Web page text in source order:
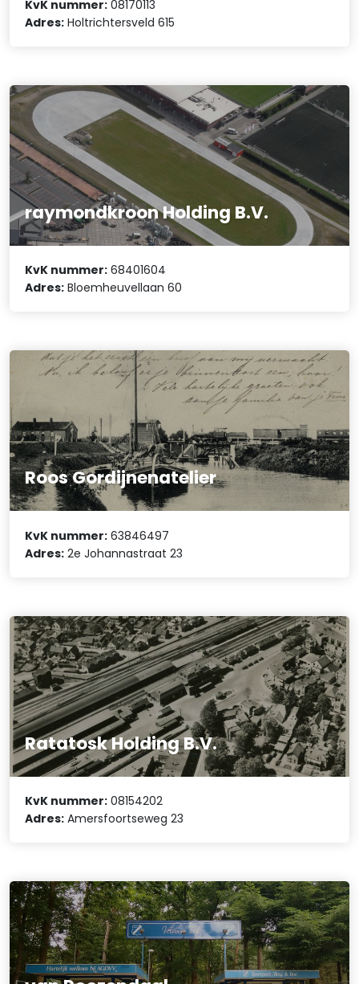
KvK nummer: 08170113
Adres: Holtrichtersveld 615
raymondkroon Holding B.V.
KvK nummer: 68401604
Adres: Bloemheuvellaan 60
Roos Gordijnenatelier
KvK nummer: 63846497
Adres: 2e Johannastraat 23
Ratatosk Holding B.V.
KvK nummer: 08154202
Adres: Amersfoortseweg 23